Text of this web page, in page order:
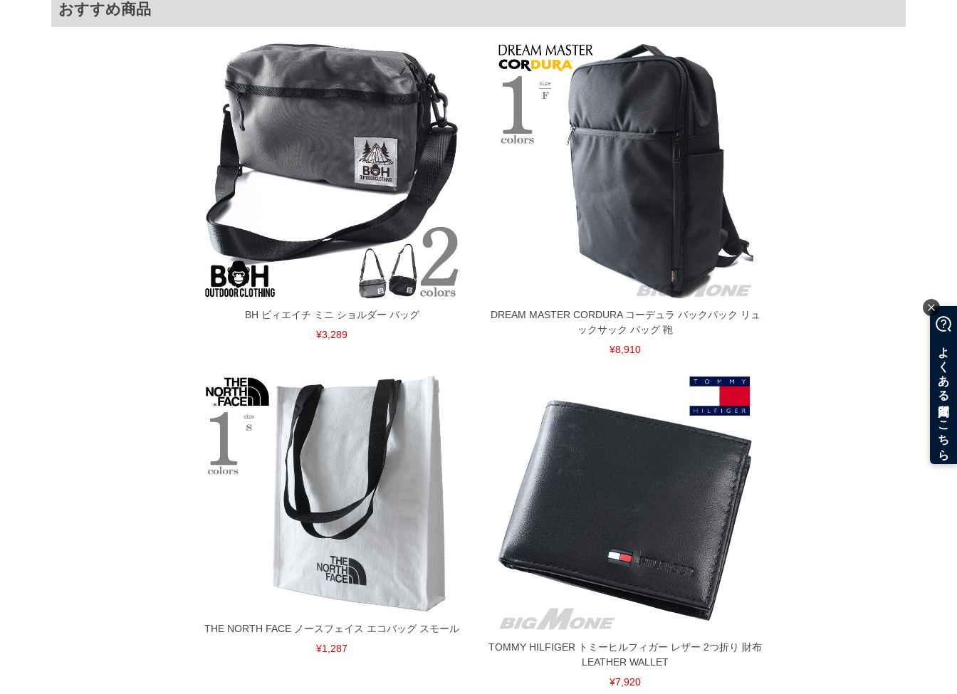
※【ボトムの裾上げをご希望の場合】
裾上げ料金は500円+税となります。
備考欄に股下●cmとご記入下さい。（裾上げ無料対象商品は1本につき税込6,000円以上の品が対象。
1本5,999円以下の商品は有料（500円+税）となります。）
出荷まで約1週間～20日間程お時間を頂く場合がございます。
尚、裾上げした商品は返品・交換不可となりますので、予めご了承下さい。
一部、お直しに対応出来ない商品がございます。(例：裾にファスナーや調節ひもが付いている、極
端なデザインが施されている等)
※【返品交換について】
返品交換希望の方は、商品到着後1週間以内にご連絡ください。
下着(肌着)やワイシャツは商品の性質上、返品交換不可とさせて頂いております。予めご了承くださ
おすすめ商品
BH ビィエイチ ミニ ショルダー バッグ
¥3,289
DREAM MASTER CORDURA コーデュラ バックパック リュ
ックサック バッグ 鞄
¥8,910
THE NORTH FACE ノースフェイス エコバッグ スモール
¥1,287
TOMMY HILFIGER トミーヒルフィガー レザー 2つ折り 財布
LEATHER WALLET
¥7,920